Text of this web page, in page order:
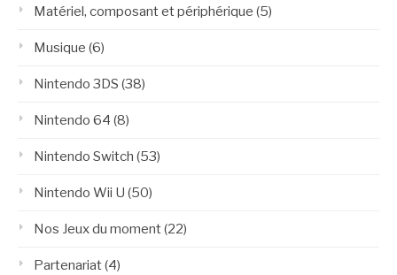
Matériel, composant et périphérique (5)
Musique (6)
Nintendo 3DS (38)
Nintendo 64 (8)
Nintendo Switch (53)
Nintendo Wii U (50)
Nos Jeux du moment(22)
Partenariat(4)